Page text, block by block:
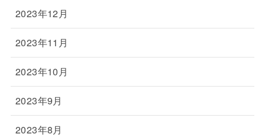
2023年12月
2023年11月
2023年10月
2023年9月
2023年8月